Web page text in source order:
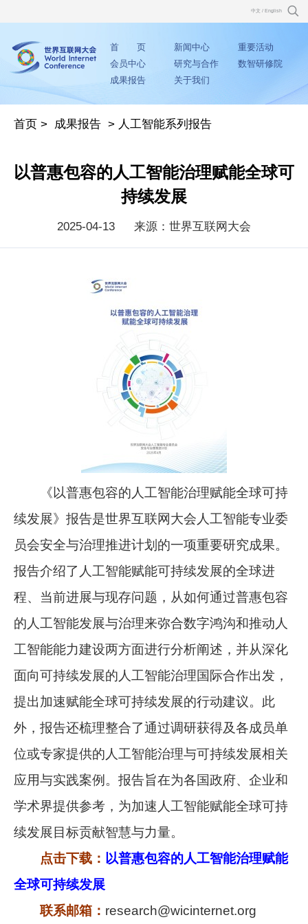
中文 / English
首 页 新闻中心
重要活动
会员中心
研究与合作
数智研修院
成果报告
关于我们
首页 > 成果报告 > 人工智能系列报告
以普惠包容的人工智能治理赋能全球可
持续发展
2025-04-13 来源：世界互联网大会
《以普惠包容的人工智能治理赋能全球可持
续发展》报告是世界互联网大会人工智能专业委
员会安全与治理推进计划的一项重要研究成果。
报告介绍了人工智能赋能可持续发展的全球进
程、当前进展与现存问题，从如何通过普惠包容
的人工智能发展与治理来弥合数字鸿沟和推动人
工智能能力建设两方面进行分析阐述，并从深化
面向可持续发展的人工智能治理国际合作出发，
提出加速赋能全球可持续发展的行动建议。此
外，报告还梳理整合了通过调研获得及各成员单
位或专家提供的人工智能治理与可持续发展相关
应用与实践案例。报告旨在为各国政府、企业和
学术界提供参考，为加速人工智能赋能全球可持
续发展目标贡献智慧与力量。
点击下载： 以普惠包容的人工智能治理赋能
全球可持续发展
联系邮箱： research@wicinternet.org